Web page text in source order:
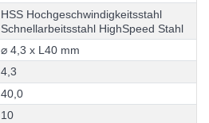
HSS Hochgeschwindigkeitsstahl
Schnellarbeitsstahl HighSpeed Stahl
⌀ 4, 3 x L 40 mm
4,3
40, 0
10